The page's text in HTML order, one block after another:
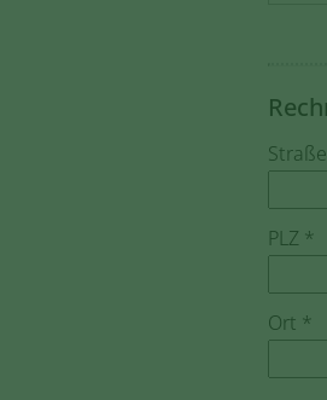
PLZ *
Ort *